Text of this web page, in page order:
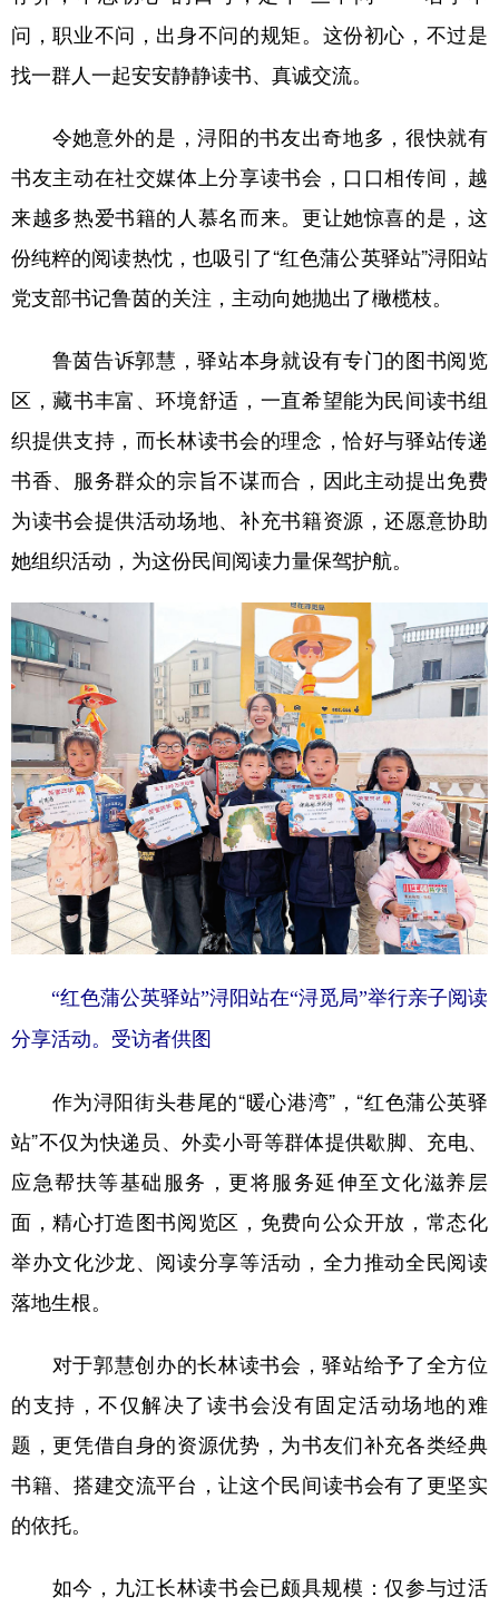
问，职业不问，出身不问的规矩。这份初心，不过是
找一群人一起安安静静读书、真诚交流。
令她意外的是，浔阳的书友出奇地多，很快就有
书友主动在社交媒体上分享读书会，口口相传间，越
来越多热爱书籍的人慕名而来。更让她惊喜的是，这
份纯粹的阅读热忱，也吸引了“红色蒲公英驿站”浔阳站
党支部书记鲁茵的关注，主动向她抛出了橄榄枝。
鲁茵告诉郭慧，驿站本身就设有专门的图书阅览
区，藏书丰富、环境舒适，一直希望能为民间读书组
织提供支持，而长林读书会的理念，恰好与驿站传递
书香、服务群众的宗旨不谋而合，因此主动提出免费
为读书会提供活动场地、补充书籍资源，还愿意协助
她组织活动，为这份民间阅读力量保驾护航。
“红色蒲公英驿站”浔阳站在“浔觅局”举行亲子阅读
分享活动。受访者供图
作为浔阳街头巷尾的“暖心港湾”，“红色蒲公英驿
站”不仅为快递员、外卖小哥等群体提供歇脚、充电、
应急帮扶等基础服务，更将服务延伸至文化滋养层
面，精心打造图书阅览区，免费向公众开放，常态化
举办文化沙龙、阅读分享等活动，全力推动全民阅读
落地生根。
对于郭慧创办的长林读书会，驿站给予了全方位
的支持，不仅解决了读书会没有固定活动场地的难
题，更凭借自身的资源优势，为书友们补充各类经典
书籍、搭建交流平台，让这个民间读书会有了更坚实
的依托。
如今，九江长林读书会已颇具规模：仅参与过活